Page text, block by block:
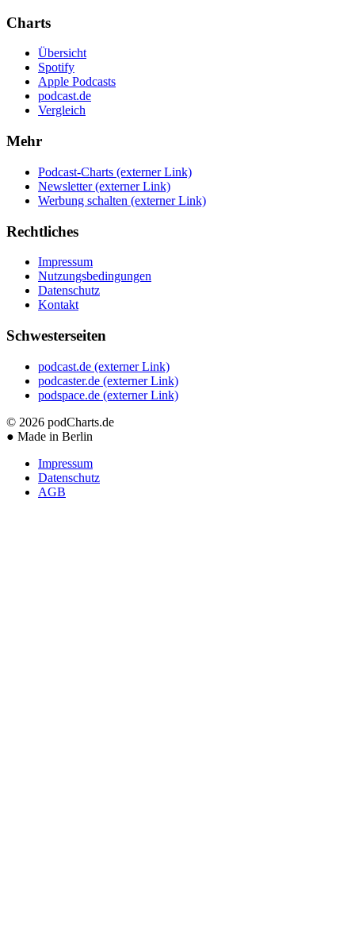
Charts
Übersicht
Spotify
Apple Podcasts
podcast.de
Vergleich
Mehr
Podcast-Charts (externer Link)
Newsletter (externer Link)
Werbung schalten (externer Link)
Rechtliches
Impressum
Nutzungsbedingungen
Datenschutz
Kontakt
Schwesterseiten
podcast.de (externer Link)
podcaster.de (externer Link)
podspace.de (externer Link)
© 2026 podCharts.de
● Made in Berlin
Impressum
Datenschutz
AGB